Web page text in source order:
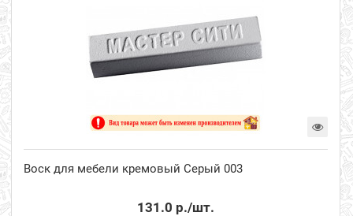
Воск для мебели кремовый Серый 003
131.0 р./шт.